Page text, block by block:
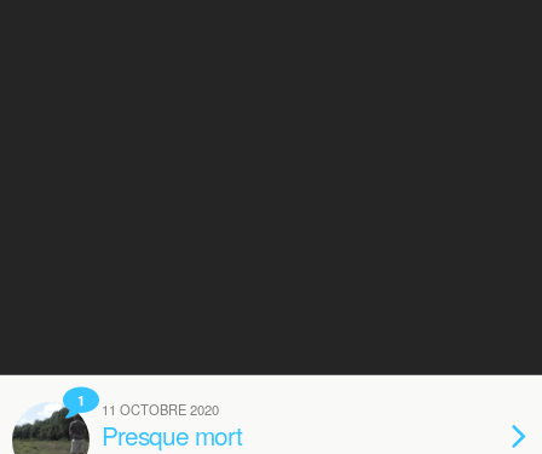
1 11 OCTOBRE 2020
Presque mort